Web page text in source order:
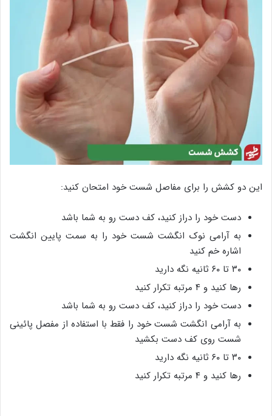
این دو کشش را برای مفاصل شست خود امتحان کنید:
دست خود را دراز کنید، کف دست رو به شما باشد
به آرامی نوک انگشت شست خود را به سمت پایین انگشت
اشاره خم کنید
۳۰ تا ۶۰ ثانیه نگه دارید
رها کنید و ۴ مرتبه تکرار کنید
دست خود را دراز کنید، کف دست رو به شما باشد
به آرامی انگشت شست خود را فقط با استفاده از مفصل پائینی
شست روی کف دست بکشید
۳۰ تا ۶۰ ثانیه نگه دارید
رها کنید و ۴ مرتبه تکرار کنید